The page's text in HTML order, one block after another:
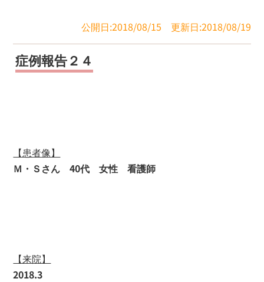
公開日:2018/08/15 更新日:2018/08/19
症例報告２４
【患者像】
Ｍ・Ｓさん 40代 女性 看護師
【来院】
2018.3